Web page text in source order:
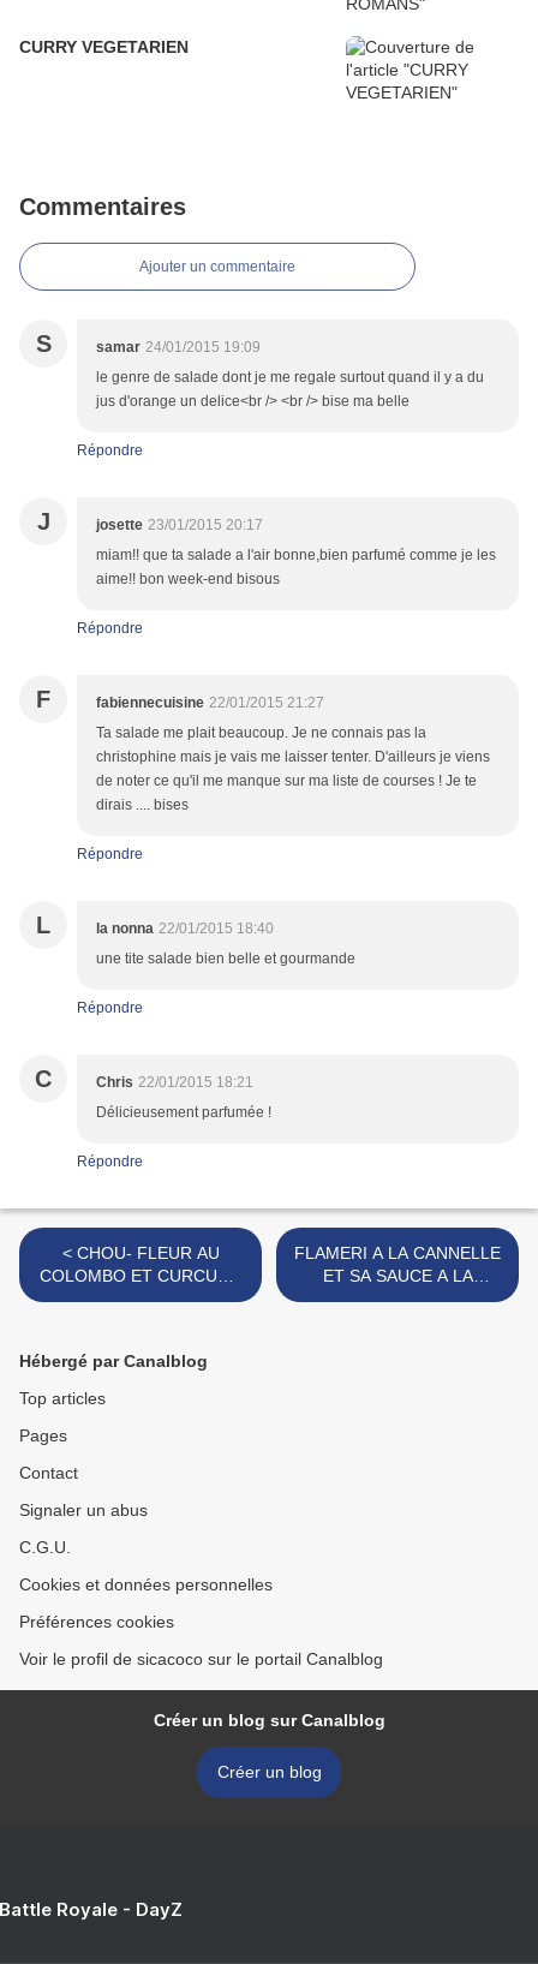
CURRY VEGETARIEN
Commentaires
Ajouter un commentaire
S samar 24/01/2015 19:09
le genre de salade dont je me regale surtout quand il y a du
jus d'orange un delice<br /> <br /> bise ma belle
Répondre
J josette 23/01/2015 20:17
miam!! que ta salade a l'air bonne,bien parfumé comme je les
aime!! bon week-end bisous
Répondre
F fabiennecuisine 22/01/2015 21:27
Ta salade me plait beaucoup. Je ne connais pas la
christophine mais je vais me laisser tenter. D'ailleurs je viens
de noter ce qu'il me manque sur ma liste de courses ! Je te
dirais .... bises
Répondre
L la nonna 22/01/2015 18:40
une tite salade bien belle et gourmande
Répondre
C Chris 22/01/2015 18:21
Délicieusement parfumée !
Répondre
< CHOU- FLEUR AU
COLOMBO ET CURCUMA
GRATINE
FLAMERI A LA CANNELLE
ET SA SAUCE A LA
MARMELADE D'ORANGES
Hébergé par Canalblog
Top articles
Pages
Contact
Signaler un abus
C.G.U.
Cookies et données personnelles
Préférences cookies
Voir le profil de sicacoco sur le portail Canalblog
Créer un blog sur Canalblog
Créer un blog
Royale - DayZ